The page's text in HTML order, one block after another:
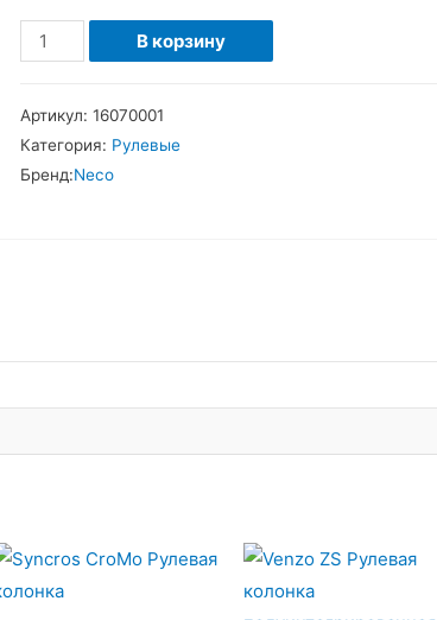
Количество
товара
Проставочное
кольцо
В корзину
Артикул: 16070001
Категория: Рулевые
Бренд:Neco